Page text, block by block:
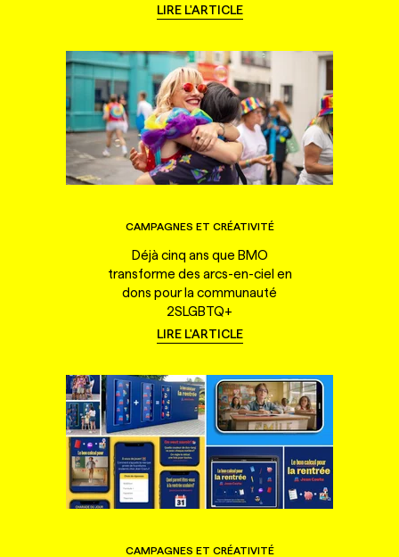
LIRE L'ARTICLE
CAMPAGNES ET CRÉATIVITÉ
Déjà cinq ans que BMO
transforme des arcs-en-ciel en
dons pour la communauté
2SLGBTQ+
LIRE L'ARTICLE
CAMPAGNES ET CRÉATIVITÉ